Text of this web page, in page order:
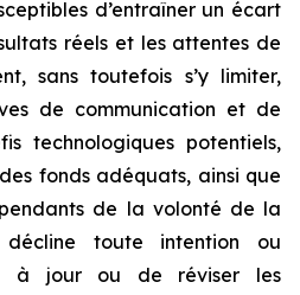
d’entraîner un écart
réels et les attentes de
sans toutefois s’y limiter,
de communication et de
technologiques potentiels,
fonds adéquats, ainsi que
de la volonté de la
toute intention ou
à jour ou de réviser les